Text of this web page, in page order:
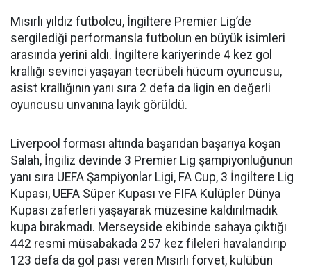
Mısırlı yıldız futbolcu, İngiltere Premier Lig’de
sergilediği performansla futbolun en büyük isimleri
arasında yerini aldı. İngiltere kariyerinde 4 kez gol
krallığı sevinci yaşayan tecrübeli hücum oyuncusu,
asist krallığının yanı sıra 2 defa da ligin en değerli
oyuncusu unvanına layık görüldü.
Liverpool forması altında başarıdan başarıya koşan
Salah, İngiliz devinde 3 Premier Lig şampiyonluğunun
yanı sıra UEFA Şampiyonlar Ligi, FA Cup, 3 İngiltere Lig
Kupası, UEFA Süper Kupası ve FIFA Kulüpler Dünya
Kupası zaferleri yaşayarak müzesine kaldırılmadık
kupa bırakmadı. Merseyside ekibinde sahaya çıktığı
442 resmi müsabakada 257 kez fileleri havalandırıp
123 defa da gol pası veren Mısırlı forvet, kulübün